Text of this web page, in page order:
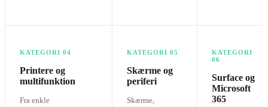
KATEGORI 04
Printere og
multifunktion
Fra enkle
KATEGORI 05
Skærme og
periferi
Skærme,
KATEGORI
06
Surface og
Microsoft
365